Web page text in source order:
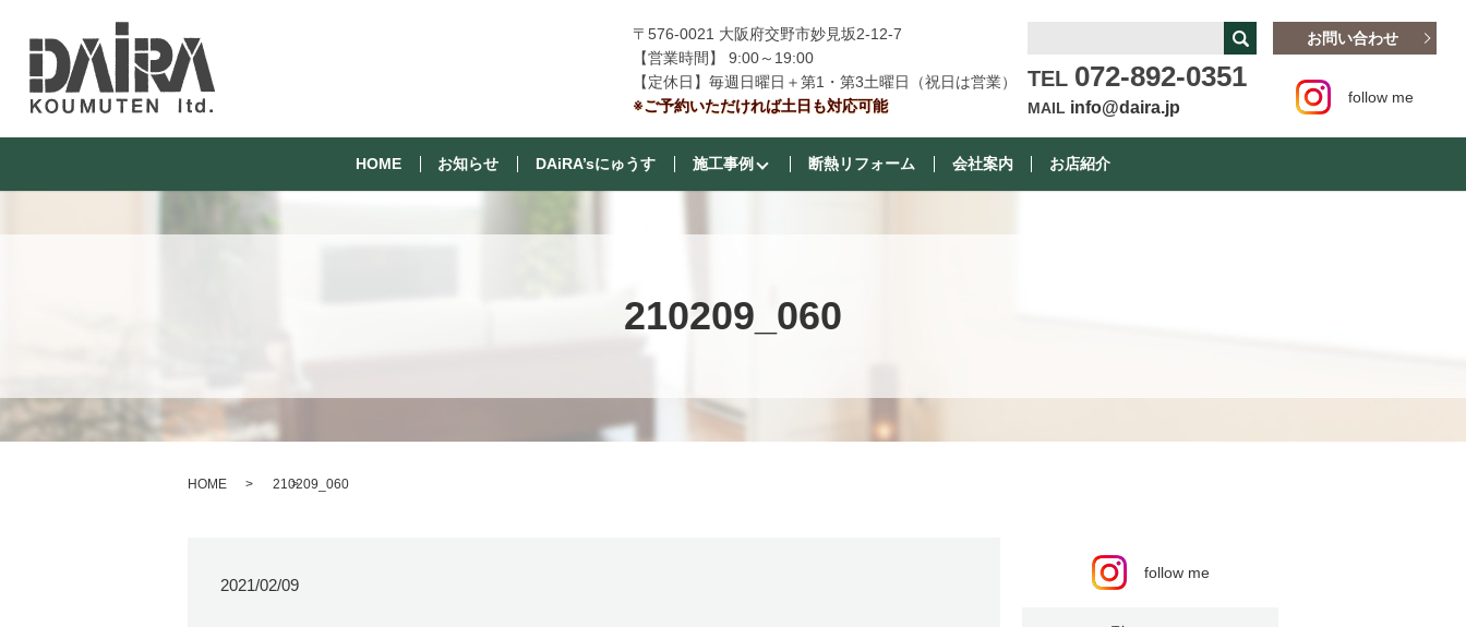
〒576-0021 大阪府交野市妙見坂2-12-7
【営業時間】 9:00～19:00
【定休日】毎週日曜日＋第1・第3土曜日（祝日は営業）
※ご予約いただければ土日も対応可能
TEL 072-892-0351
MAIL info@daira.jp
お問い合わせ
follow me
HOME お知らせ DAiRA’sにゅうす 施工事例 断熱リフォーム 会社案内 お店紹介
210209_060
HOME 210209_060
2021/02/09
follow me